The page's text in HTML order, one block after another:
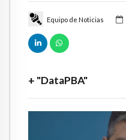
Equipo de Noticias
+ "DataPBA"